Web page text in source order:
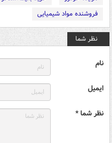
فروشنده مواد شیمیایی
نظر شما
نام
ایمیل
نظر شما *